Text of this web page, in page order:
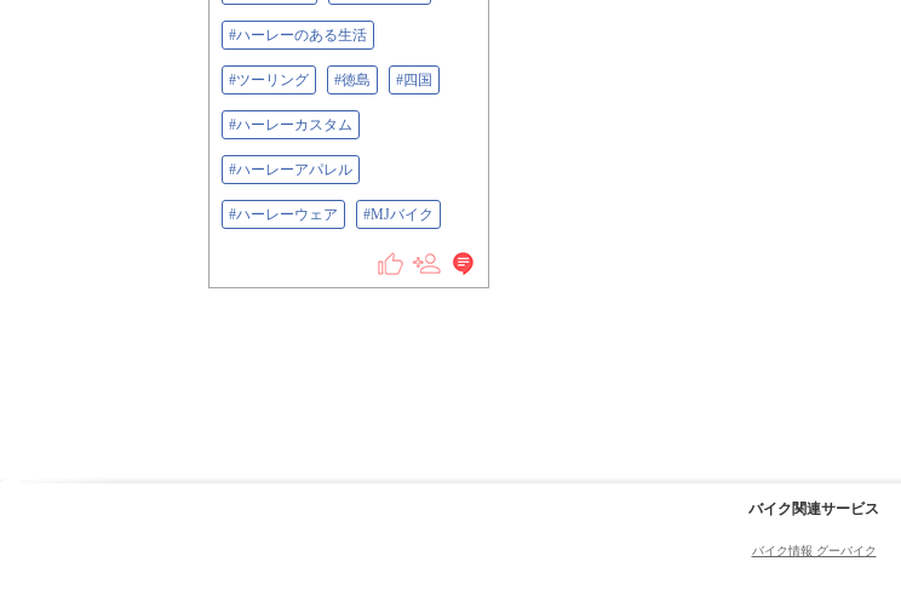
#ハーレーのある生活
#ツーリング #徳島 #四国
#ハーレーカスタム
#ハーレーアパレル
#ハーレーウェア #MJバイク
バイク関連サービス
バイク情報 グーバイク